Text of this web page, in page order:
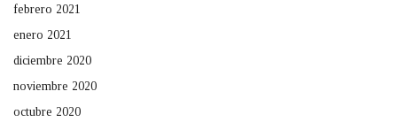
febrero 2021
enero 2021
diciembre 2020
noviembre 2020
octubre 2020